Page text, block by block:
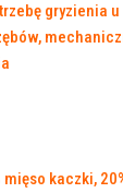
gryzienia u
mięso kaczki,